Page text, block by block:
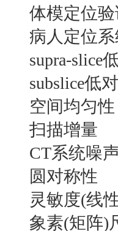
体模定位
病人定位
supra-slice
subslice低
空间均匀性
扫描增量
CT系统噪
圆对称性
灵敏度(线
象素(矩阵)